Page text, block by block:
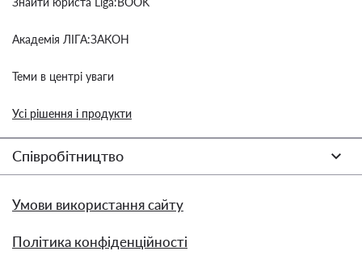
Академія ЛІГА:ЗАКОН
Теми в центрі уваги
Усі рішення і продукти
Співробітництво
Умови використання сайту
Політика конфіденційності